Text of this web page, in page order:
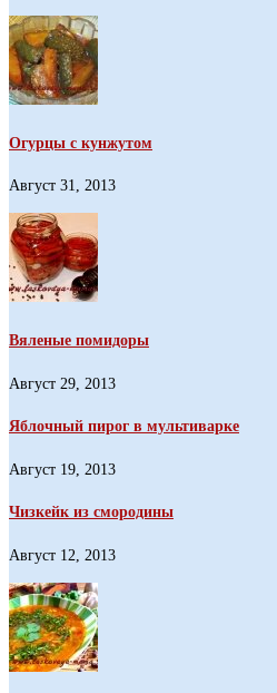
Огурцы с кунжутом
Август 31, 2013
Вяленые помидоры
Август 29, 2013
Яблочный пирог в мультиварке
Август 19, 2013
Чизкейк из смородины
Август 12, 2013